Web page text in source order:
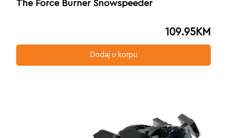
The Force Burner Snowspeeder
109.95KM
Dodaj u korpu